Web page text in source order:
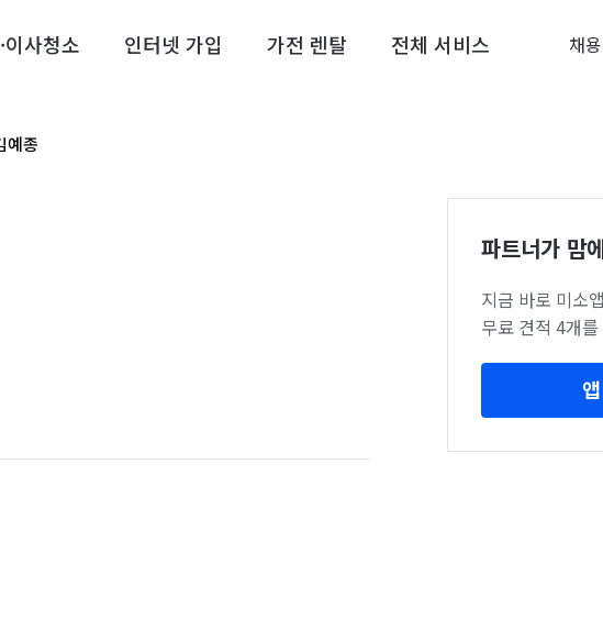
이사청소 인터넷 가입 가전 렌탈 전체 서비스 채용
예종
파트너가 맘
지금 바로 미소
무료 견적 4개